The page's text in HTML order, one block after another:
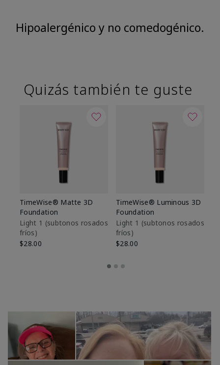
Hipoalergénico y no comedogénico.
Quizás también te guste
TimeWise® Matte 3D
Foundation
Light 1​ (subtonos rosados
fríos)
$28.00
TimeWise® Luminous 3D
Foundation
Light 1​ (subtonos rosados
fríos)
$28.00